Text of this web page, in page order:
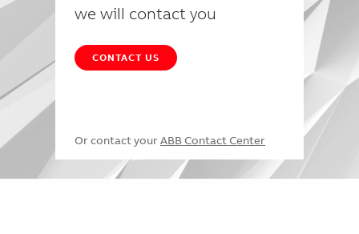
we will contact you
CONTACT US
Or contact your ABB Contact Center